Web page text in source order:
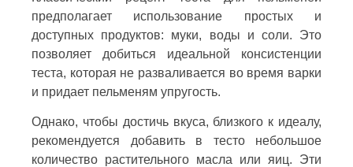
предполагает использование простых и
доступных продуктов: муки, воды и соли. Это
позволяет добиться идеальной консистенции
теста, которая не разваливается во время варки
и придает пельменям упругость.
Однако, чтобы достичь вкуса, близкого к идеалу,
рекомендуется добавить в тесто небольшое
количество растительного масла или яиц. Эти